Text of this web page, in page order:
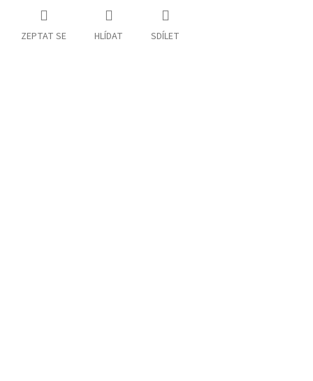
ZEPTAT SE HLÍDAT SDÍLET